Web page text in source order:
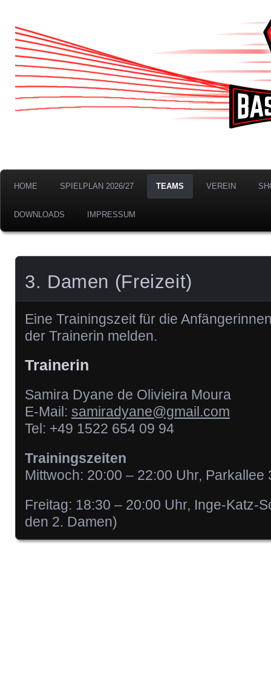
BTS Neustadt
HOME SPIELPLAN 2026/27 TEAMS VEREIN
DOWNLOADS IMPRESSUM
3. Damen (Freizeit)
Eine Trainingszeit für die
der Trainerin melden.
Trainerin
Samira Dyane de Olivieira Moura
E-Mail: samiradyane@gmail.com
Tel: +49 1522 654 09 94
Trainingszeiten
Mittwoch: 20:00 – 22:00 Uhr, Parkallee
Freitag: 18:30 – 20:00 Uhr, Inge-Katz-
den 2. Damen)